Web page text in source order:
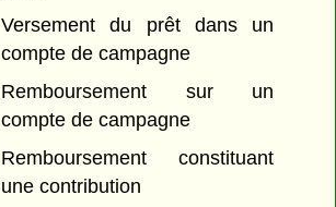
Versement du prêt dans un
compte de campagne
Remboursement sur un
compte de campagne
Remboursement constituant
une contribution